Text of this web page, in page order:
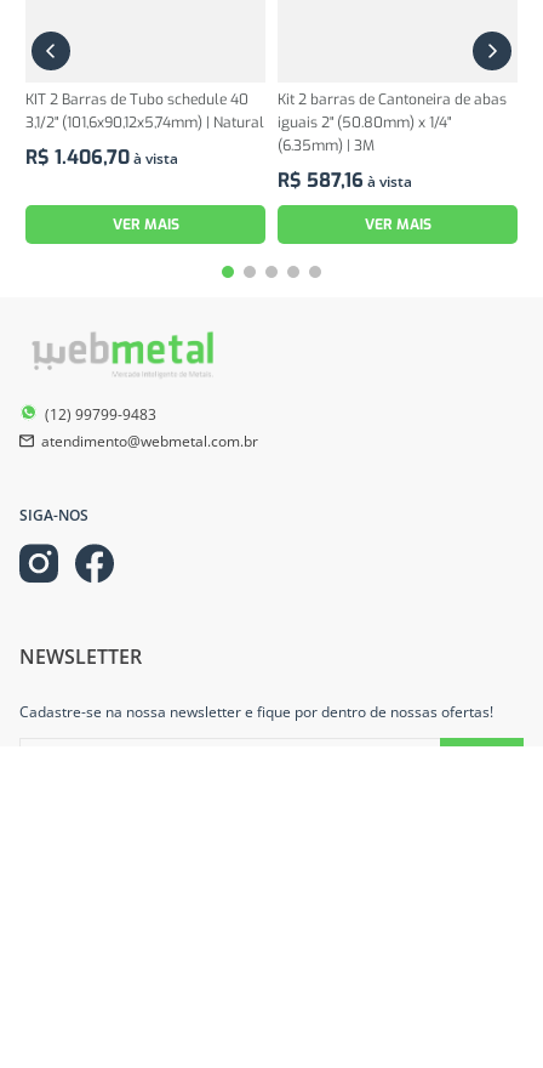
KIT 2 Barras de Tubo schedule 40
3,1/2" (101,6x90,12x5,74mm) | Natural
R$ 1.406,70à vista
VER MAIS
Kit 2 barras de Cantoneira de abas
iguais 2" (50.80mm) x 1/4"
(6.35mm) | 3M
R$ 587,16 à vista
VER MAIS
(12) 99799-9483
atendimento@webmetal.com.br
SIGA-NOS
NEWSLETTER
Cadastre-se na nossa newsletter e fique por dentro de nossas ofertas!